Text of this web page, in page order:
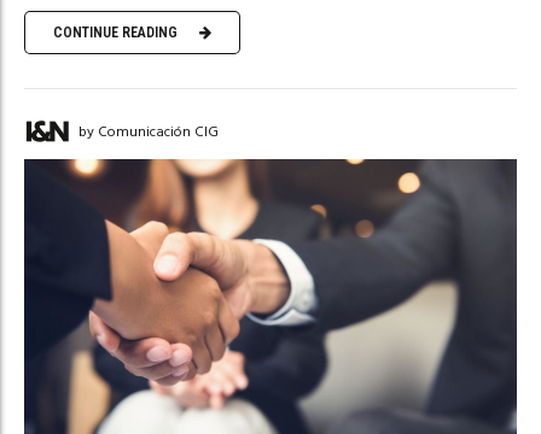
CONTINUE READING
by Comunicación CIG